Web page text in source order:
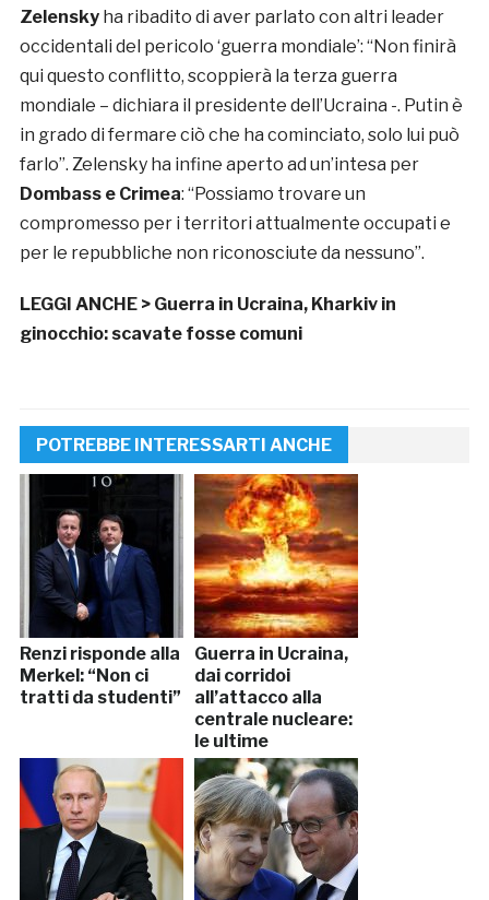
Zelenskyha ribadito di aver parlato con altri leader
occidentali del pericolo ‘guerra mondiale’: “Non finirà
qui questo conflitto, scoppierà la terza guerra
mondiale – dichiara il presidente dell’Ucraina -. Putin è
in grado di fermare ciò che ha cominciato, solo lui può
farlo”. Zelensky ha infine aperto ad un’intesa per
Dombass e Crimea: “Possiamo trovare un
compromesso per i territori attualmente occupati e
per le repubbliche non riconosciute da nessuno”.
LEGGI ANCHE > Guerra in Ucraina, Kharkiv in
ginocchio: scavate fosse comuni
POTREBBE INTERESSARTI ANCHE
Renzi risponde alla
Merkel: “Non ci
tratti da studenti”
Guerra in Ucraina,
dai corridoi
all’attacco alla
centrale nucleare:
le ultime